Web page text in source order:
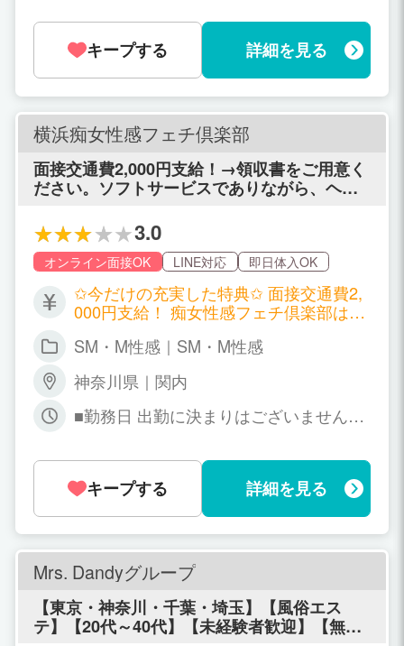
最低6,500円 + 指名バック2,000円 + α
（オプションバック） ＝8,500円+α メ
インコース80分最低8,500円 + 指名バッ
ク2,000円 + α（オプションバック） ＝1
0,500円+α ※雑費なし ※完全全額日払い
※ネット指名もバックあり ※取材協力費
あり 最低バック一覧 60分 6,500円+（指
名バック+オプションバック） 80分 8,50
0円+（指名バック+オプションバック）
100分 10,500円+（指名バック+オプショ
ク+オプションバック） 面接時に再度詳
細にご説明させて頂きます。
ラー勤務も大歓迎！！
キープする 詳細を見る
横浜痴女性感フェチ倶楽部
面接交通費2,000円支給！→領収書をご用意く
ださい。ソフトサービスでありながら、ヘル
ェチ倶楽部」。ソフトサービスのお店ですか
ら、オプションにもフェラや受身などは一切
ありません。激しいプレイがありませんの
で、生理中でも気軽にお仕事することが可能
です。当店の広告宣伝費は、年間なんと10億
円以上。仕事要の電話も完全支給で、プライ
ベート対策もバッチリ整っております。10段
階制の昇給制度もあり、日頃の地道な努力を
しっかりと評価させていただきます！当店に
来れば、他の風俗店に行っても風俗を辞めて
も、永遠に使い続けられる技が身に着きま
3.0
オンライン面接OK LINE対応 即日体入OK
✩今だけの充実した特典✩ 面接交通費2,
000円支給！ 痴女性感フェチ倶楽部は、
験の方でも【即日50000円以上】稼げま
5分 11,000円～17,000円 90分 13,000円
～19,000円 120分 16,000円～22,000円
（+本指名料 2,000円） その他オプショ
均50％⳼ ※頑張った分だけお給料が上が
るシステム！ オプション＆指名料はフル
バックで60分最大15,000円の 高額バッ
クも可能◎ 特殊なプレイや、難しい内容
はありません！ オプション含め【お触り
は一切なし✖】なので 未経験の方でも安
心してお仕事をはじめていただけます♪
✩在籍女性の給与例 『日中にOLと同じ
時間帯でお仕事』 10：00～18：00（8時
間勤務） 90分 13,000円×２本 120分 16,
SM・M性感｜SM・M性感
神奈川県｜関内
■勤務日 出勤に決まりはございません！
合に合わせてご出勤していただけます！
■勤務時間 10：00～翌5：00の間のお好
きな時間で働いていただけます。 短時間
や長時間、早朝・深夜のみの時間帯も大
歓迎！ 急なご出勤もご対応可能です◎
キープする 詳細を見る
Mrs. Dandyグループ
【東京・神奈川・千葉・埼玉】【風俗エス
テ】【20代～40代】【未経験者歓迎】【無料